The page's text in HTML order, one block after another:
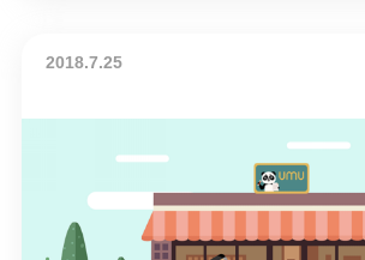
2018.7.25